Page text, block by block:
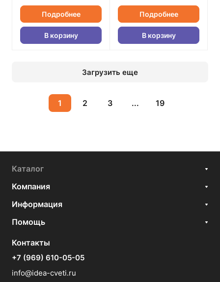
Подробнее
В корзину
Подробнее
В корзину
Загрузить еще
1 2 3 ... 19
Каталог
Компания
Информация
Помощь
Контакты
+7 (969) 610-05-05
info@idea-cveti.ru